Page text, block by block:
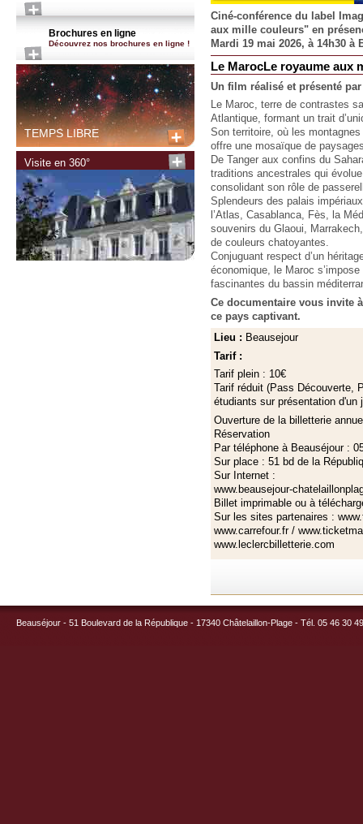
Brochures en ligne
Découvrez nos brochures en ligne !
TEMPS LIBRE
Visite en 360°
Ciné-conférence du label
aux mille couleurs" en
Mardi 19 mai 2026, à 14h30
Le MarocLe royaume aux
Un film réalisé et présenté
Le Maroc, terre de contrastes
Atlantique, formant un trait
Son territoire, où les
offre une mosaïque de
De Tanger aux confins du
traditions ancestrales qui
consolidant son rôle de
Splendeurs des palais
l’Atlas, Casablanca, Fès, la
souvenirs du Glaoui,
de couleurs chatoyantes.
Conjuguant respect d’un
économique, le Maroc
fascinantes du bassin
Ce documentaire vous invite
ce pays captivant.
Lieu : Beausejour
Tarif :
Tarif plein : 10€
Tarif réduit (Pass Découverte,
étudiants sur présentation
Ouverture de la billetterie
Réservation
Par téléphone à Beauséjour :
Sur place : 51 bd de la
Sur Internet :
www.beausejour-
Billet imprimable ou à
Sur les sites partenaires :
www.carrefour.fr /
www.leclercbilletterie.com
Beauséjour - 51 Boulevard de la République - 17340 Châtelaillon-Plage - Tél. 05 46 30